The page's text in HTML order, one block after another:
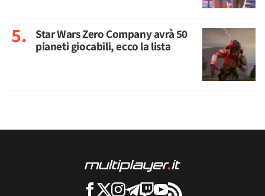
Star Wars Zero Company avrà 50
pianeti giocabili, ecco la lista